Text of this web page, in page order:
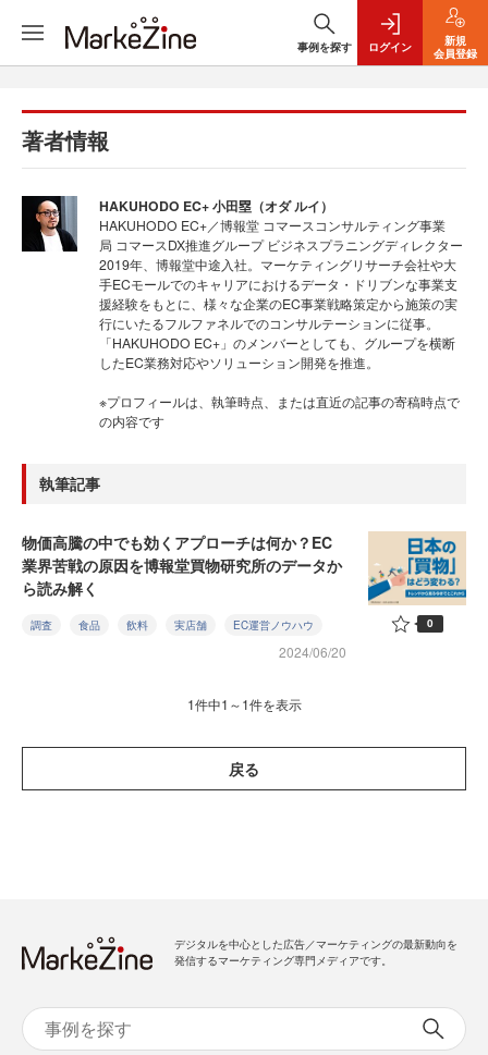
事例を探す ログイン
新規
会員登録
著者情報
HAKUHODO EC+ 小田塁（オダ ルイ）
HAKUHODO EC+／博報堂 コマースコンサルティング事業
局 コマースDX推進グループ ビジネスプラニングディレクター
2019年、博報堂中途入社。マーケティングリサーチ会社や大
手ECモールでのキャリアにおけるデータ・ドリブンな事業支
援経験をもとに、様々な企業のEC事業戦略策定から施策の実
行にいたるフルファネルでのコンサルテーションに従事。
「HAKUHODO EC+」のメンバーとしても、グループを横断
したEC業務対応やソリューション開発を推進。
※プロフィールは、執筆時点、または直近の記事の寄稿時点で
の内容です
執筆記事
物価高騰の中でも効くアプローチは何か？EC
業界苦戦の原因を博報堂買物研究所のデータか
ら読み解く
調査 食品 飲料 実店舗 EC運営ノウハウ
2024/06/20
0
1件中1～1件を表示
戻る
デジタルを中心とした広告／マーケティングの最新動向を
発信するマーケティング専門メディアです。